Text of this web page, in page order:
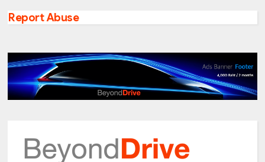
Report Abuse